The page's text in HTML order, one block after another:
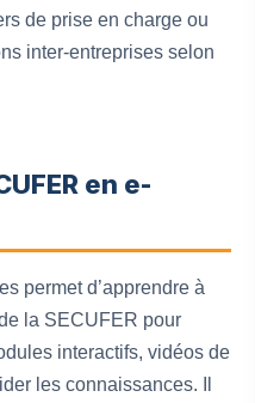
de prise en charge ou
inter-entreprises selon
en e-
permet d’apprendre à
la SECUFER pour
interactifs, vidéos de
les connaissances. Il